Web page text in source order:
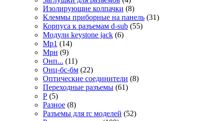
Изолирующие колпачки (8)
Клеммы приборные на панель (31)
Корпуса к разъемам d-sub (55)
Модули keystone jack (6)
Мр1 (14)
Мрн (9)
Онп... (11)
Онц-бс-бм (22)
Оптические соединители (8)
Переходные разъемы (61)
Р (5)
Разное (8)
Разъемы для rc моделей (52)